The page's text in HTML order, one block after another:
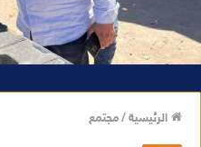
الرئيسية/مجتمع